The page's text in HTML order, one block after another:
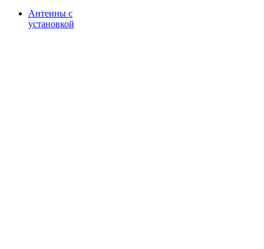
Антенны с
установкой